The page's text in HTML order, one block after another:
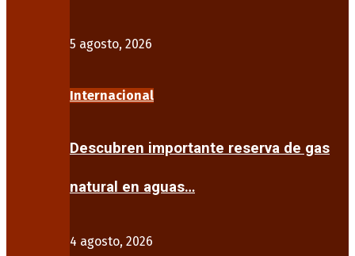
5 agosto, 2026
Internacional
Descubren importante reserva de gas
natural en aguas…
4 agosto, 2026